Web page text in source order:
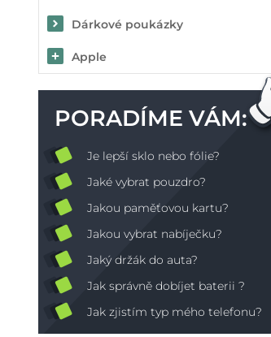
Dárkové poukázky
Apple
PORADÍME VÁM:
Je lepší sklo nebo fólie?
Jaké vybrat pouzdro?
Jakou paměťovou kartu?
Jakou vybrat nabíječku?
Jaký držák do auta?
Jak správně dobíjet baterii ?
Jak zjistím typ mého telefonu?